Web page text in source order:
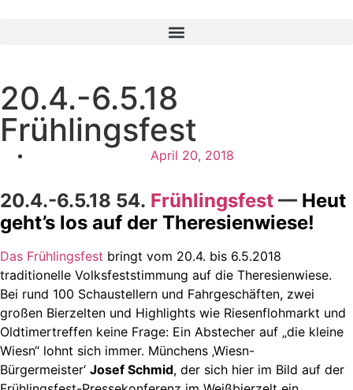
20.4.-6.5.18
Frühlingsfest
April 20, 2018
20.4.-6.5.18 54. Frühlingsfest — Heut
geht’s los auf der Theresienwiese!
Das Frühlingsfest bringt vom 20.4. bis 6.5.2018
traditionelle Volksfeststimmung auf die Theresienwiese.
Bei rund 100 Schaustellern und Fahrgeschäften, zwei
großen Bierzelten und Highlights wie Riesenflohmarkt und
Oldtimertreffen keine Frage: Ein Abstecher auf „die kleine
Wiesn“ lohnt sich immer. Münchens ‚Wiesn-
Bürgermeister‘ Josef Schmid, der sich hier im Bild auf der